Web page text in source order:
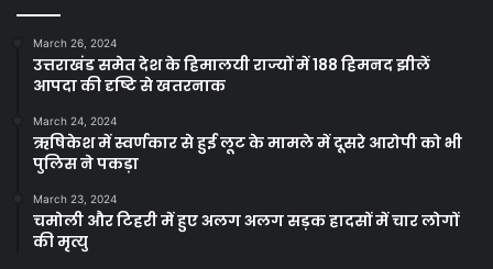
March 26, 2024
उत्तराखंड समेत देश के हिमालयी राज्यों में 188 हिमनद झीलें
आपदा की दृष्टि से खतरनाक
March 24, 2024
ऋषिकेश में स्वर्णकार से हुई लूट के मामले में दूसरे आरोपी को भी
पुलिस ने पकड़ा
March 23, 2024
चमोली और टिहरी में हुए अलग अलग सड़क हादसों में चार लोगों
की मृत्यु